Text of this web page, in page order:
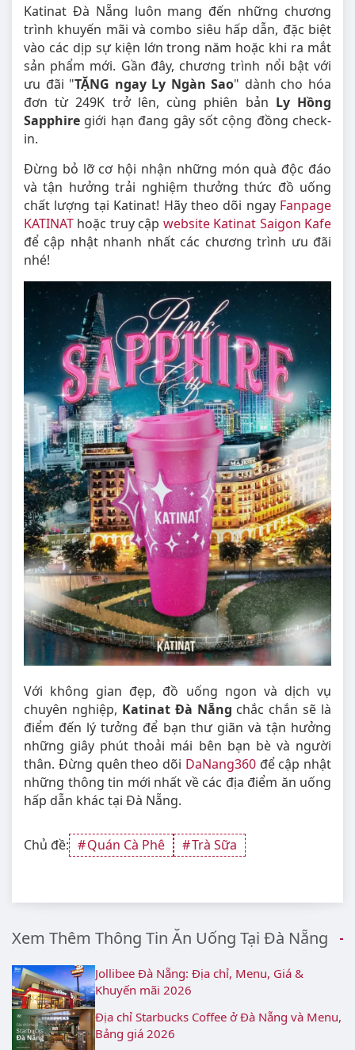
Katinat Đà Nẵng luôn mang đến những chương
trình khuyến mãi và combo siêu hấp dẫn, đặc biệt
vào các dịp sự kiện lớn trong năm hoặc khi ra mắt
sản phẩm mới. Gần đây, chương trình nổi bật với
ưu đãi "TẶNG ngay Ly Ngàn Sao" dành cho hóa
đơn từ 249K trở lên, cùng phiên bản Ly Hồng
Sapphire giới hạn đang gây sốt cộng đồng check-
in.
Đừng bỏ lỡ cơ hội nhận những món quà độc đáo
và tận hưởng trải nghiệm thưởng thức đồ uống
chất lượng tại Katinat! Hãy theo dõi ngay Fanpage
KATINAT hoặc truy cập website Katinat Saigon Kafe
để cập nhật nhanh nhất các chương trình ưu đãi
nhé!
Với không gian đẹp, đồ uống ngon và dịch vụ
chuyên nghiệp, Katinat Đà Nẵng chắc chắn sẽ là
điểm đến lý tưởng để bạn thư giãn và tận hưởng
những giây phút thoải mái bên bạn bè và người
thân. Đừng quên theo dõi DaNang360để cập nhật
những thông tin mới nhất về các địa điểm ăn uống
hấp dẫn khác tại Đà Nẵng.
Chủ đề: Quán Cà Phê Trà Sữa
Xem Thêm Thông Tin Ăn Uống Tại Đà Nẵng
Jollibee Đà Nẵng: Địa chỉ, Menu, Giá &
Khuyến mãi 2026
Địa chỉ Starbucks Coffee ở Đà Nẵng và Menu,
Bảng giá 2026